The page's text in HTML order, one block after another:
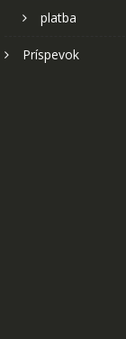
platba
Príspevok